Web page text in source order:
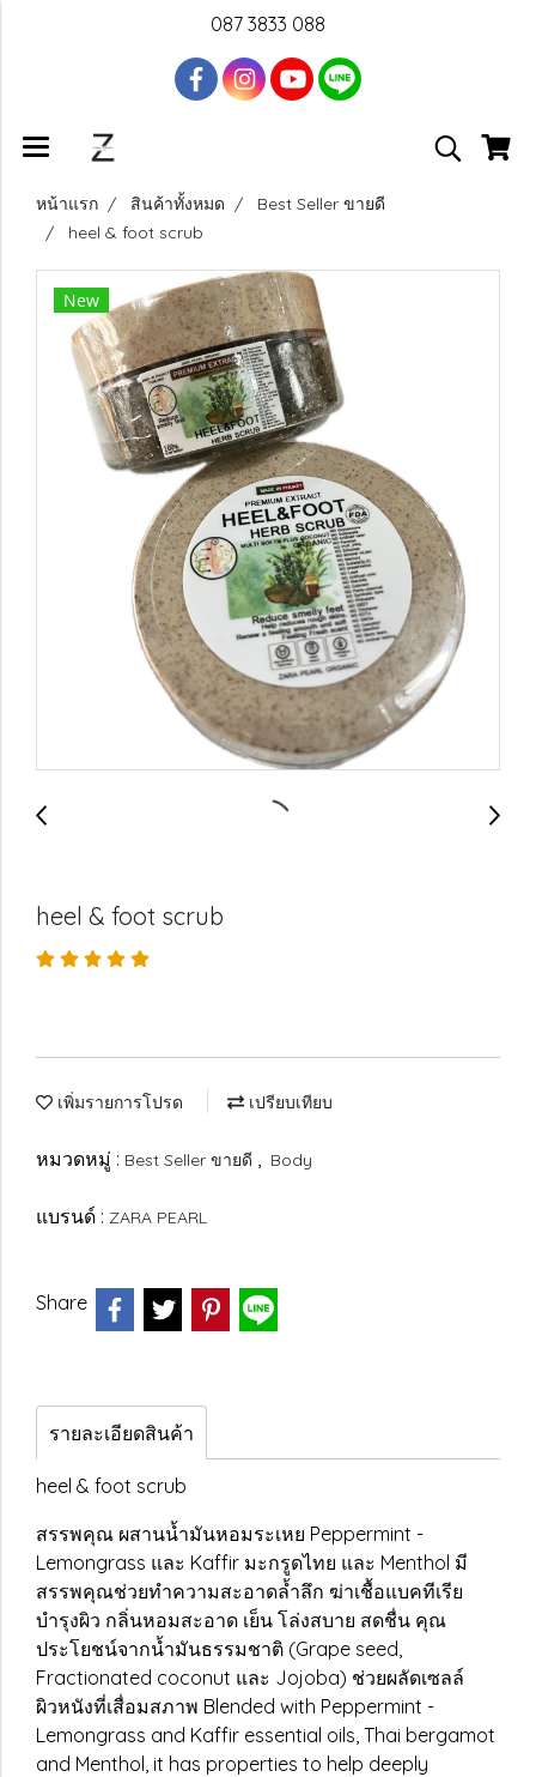
087 3833 088
หน้าแรก สินค้าทั้งหมด
Best Seller ขายดี
heel & foot scrub
New
heel & foot scrub
เพิ่มรายการโปรด เปรียบเทียบ
หมวดหมู่ : Best Seller ขายดี , Body
แบรนด์ : ZARA PEARL
Share
รายละเอียดสินค้า
heel & foot scrub
สรรพคุณ ผสานน้ำมันหอมระเหย Peppermint -
Lemongrass และ Kaffir มะกรูดไทย และ Menthol มี
สรรพคุณช่วยทำความสะอาดล้ำลึก ฆ่าเชื้อแบคทีเรีย
บำรุงผิว กลิ่นหอมสะอาด เย็น โล่งสบาย สดชื่น คุณ
ประโยชน์จากน้ำมันธรรมชาติ (Grape seed,
Fractionated coconut และ Jojoba) ช่วยผลัดเซลล์
ผิวหนังที่เสื่อมสภาพ Blended with Peppermint -
Lemongrass and Kaffir essential oils, Thai bergamot
and Menthol, it has properties to help deeply